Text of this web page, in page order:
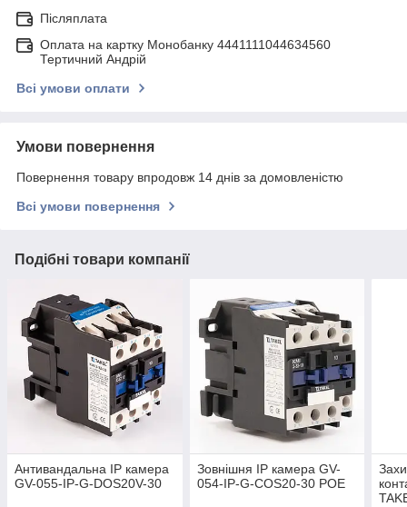
Післяплата
Оплата на картку Монобанку 4441111044634560
Тертичний Андрій
Всі умови оплати
Умови повернення
Повернення товару впродовж 14 днів за домовленістю
Всі умови повернення
Подібні товари компанії
Антивандальна IP камера
GV-055-IP-G-DOS20V-30
Зовнішня IP камера GV-
054-IP-G-COS20-30 POE